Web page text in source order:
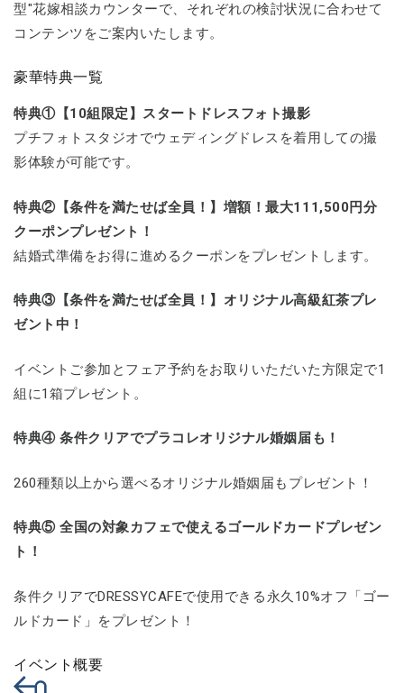
型"花嫁相談カウンターで、それぞれの検討状況に合わせて
コンテンツをご案内いたします。
豪華特典一覧
特典①【10組限定】スタートドレスフォト撮影
プチフォトスタジオでウェディングドレスを着用しての撮
影体験が可能です。
特典②【条件を満たせば全員！】増額！最大111,500円分
クーポンプレゼント！
結婚式準備をお得に進めるクーポンをプレゼントします。
特典③【条件を満たせば全員！】オリジナル高級紅茶プレ
ゼント中！
イベントご参加とフェア予約をお取りいただいた方限定で1
組に1箱プレゼント。
特典④ 条件クリアでプラコレオリジナル婚姻届も！
260種類以上から選べるオリジナル婚姻届もプレゼント！
特典⑤ 全国の対象カフェで使えるゴールドカードプレゼン
ト！
条件クリアでDRESSYCAFEで使用できる永久10%オフ「ゴー
ルドカード」をプレゼント！
イベント概要